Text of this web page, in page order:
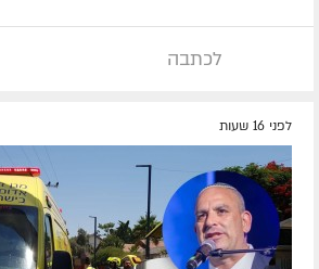
לכתבה
לפני 16 שעות